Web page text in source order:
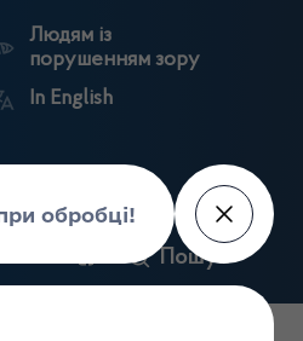
Людям із
порушенням зору
In English
Пошук